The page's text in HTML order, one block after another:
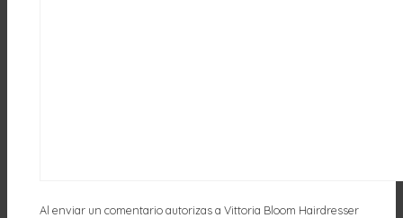
Al enviar un comentario autorizas a Vittoria Bloom Hairdresser